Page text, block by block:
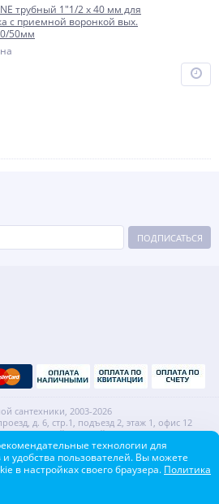
трубный 1"1/2 х 40 мм для
с приемной воронкой вых.
50мм
ПОДПИСАТЬСЯ
сантехники, 2003-2026
д. 6, стр.1, подъезд 2, этаж 1, офис 12
публичной офертой.
технологии для
удобства пользователей. Вы можете
в настройках своего браузера. Политика